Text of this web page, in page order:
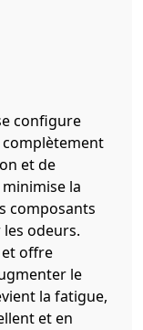
configure
et de
la
composants
odeurs.
et offre
le
la fatigue,
et en